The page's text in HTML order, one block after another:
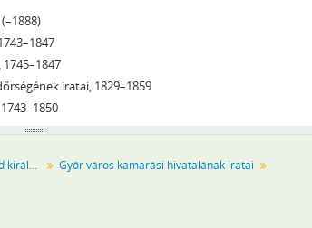
iratai, 1829–1859
1848–1849
Megyei törvényhatóságok, szabad királyi városok és törvényhatósági jogú városok
Győr város kamarási hivatalának iratai